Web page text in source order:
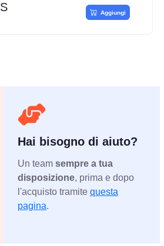
Aggiungi
Hai bisogno di aiuto?
Un team sempre a tua
disposizione, prima e dopo
l'acquisto tramite questa
pagina.